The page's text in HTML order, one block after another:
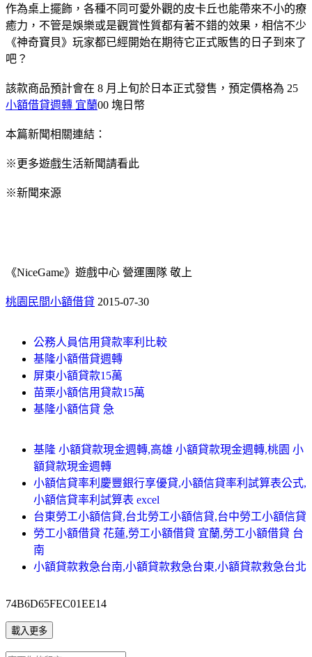
作為桌上擺飾，各種不同可愛外觀的皮卡丘也能帶來不小的療
癒力，不管是娛樂或是觀賞性質都有著不錯的效果，相信不少
《神奇寶貝》玩家都已經開始在期待它正式販售的日子到來了
吧？
該款商品預計會在 8 月上旬於日本正式發售，預定價格為 25
小額借貸週轉 宜蘭00 塊日幣
本篇新聞相關連結：
※更多遊戲生活新聞請看此
※新聞來源
《NiceGame》遊戲中心 營運團隊 敬上
桃園民間小額借貸 2015-07-30
公務人員信用貸款率利比較
基隆小額借貸週轉
屏東小額貸款15萬
苗栗小額信用貸款15萬
基隆小額信貸 急
基隆 小額貸款現金週轉,高雄 小額貸款現金週轉,桃園 小
額貸款現金週轉
小額信貸率利慶豐銀行享優貸,小額信貸率利試算表公式,
小額信貸率利試算表 excel
台東勞工小額信貸,台北勞工小額信貸,台中勞工小額信貸
勞工小額借貸 花蓮,勞工小額借貸 宜蘭,勞工小額借貸 台
南
小額貸款救急台南,小額貸款救急台東,小額貸款救急台北
74B6D65FEC01EE14
載入更多